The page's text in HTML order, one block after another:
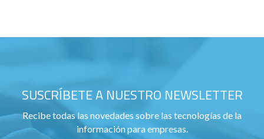
SUSCRÍBETE A NUESTRO NEWSLETTER
Recibe todas las novedades sobre las tecnologías de la
información para empresas.